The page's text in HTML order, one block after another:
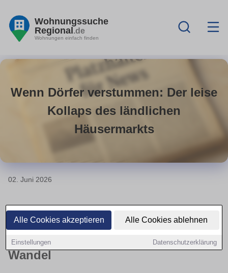
Alle Cookies akzeptieren Alle Cookies ablehnen
Einstellungen Datenschutzerklärung
Wohnungssuche
Regional.de
Wohnungen einfach finden
Wenn Dörfer verstummen: Der leise
Kollaps des ländlichen
Häusermarkts
02. Juni 2026
Leerstand auf dem Land wächst
weiter durch den demografischen
Wandel